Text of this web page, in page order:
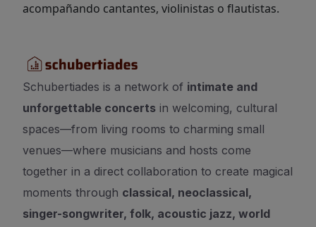
acompañando cantantes, violinistas o flautistas.
Schubertiades is a network of intimate and
unforgettable concerts in welcoming, cultural
spaces—from living rooms to charming small
venues—where musicians and hosts come
together in a direct collaboration to create magical
moments through classical, neoclassical,
singer-songwriter, folk, acoustic jazz, world